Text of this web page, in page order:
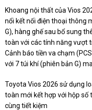
Khoang nội thất của Vios
nổi kết nối điện thoại thông
G), hàng ghế sau bổ sung
toàn với các tính năng vượt
Cảnh báo tiền va chạm
với 7 túi khí (phiên bản G)
Toyota Vios 2026 sử dụng
toàn mới kết hợp với hộp số
cùng tiết kiệm